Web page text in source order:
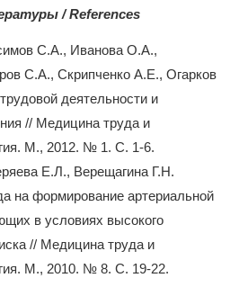
/ References
С.А., Иванова О.А.,
С.А., Скрипченко А.Е., Огарков
деятельности и
// Медицина труда и
М., 2012. № 1. С. 1-6.
Е.Л., Верещагина Г.Н.
на формирование артериальной
в условиях высокого
// Медицина труда и
М., 2010. № 8. С. 19-22.